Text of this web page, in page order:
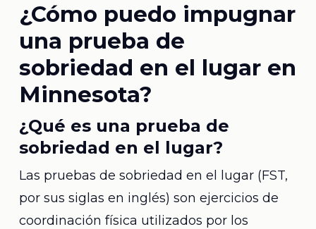
¿Cómo puedo impugnar
una prueba de
sobriedad en el lugar en
Minnesota?
¿Qué es una prueba de
sobriedad en el lugar?
Las pruebas de sobriedad en el lugar (FST,
por sus siglas en inglés) son ejercicios de
coordinación física utilizados por los